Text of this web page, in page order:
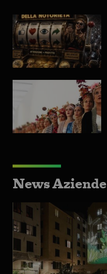
News Aziende